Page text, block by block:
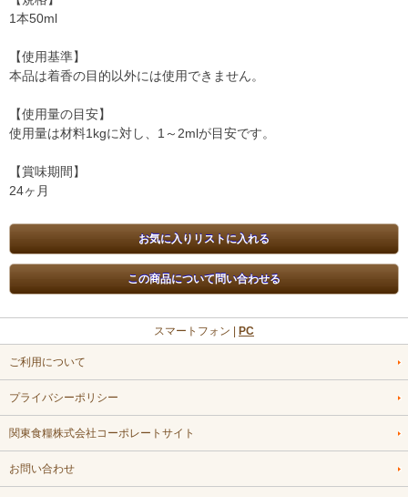
1本50ml
【使用基準】
本品は着香の目的以外には使用できません。
【使用量の目安】
使用量は材料1kgに対し、1～2mlが目安です。
【賞味期間】
24ヶ月
スマートフォン | PC
ご利用について
プライバシーポリシー
関東食糧株式会社コーポレートサイト
お問い合わせ